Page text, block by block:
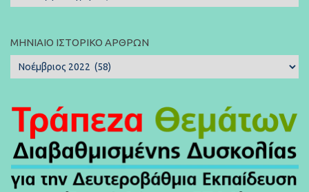
Άρθρων:
ΜΗΝΙΑΊΟ ΙΣΤΟΡΙΚΌ ΆΡΘΡΩΝ
Μηνιαίο
Ιστορικό